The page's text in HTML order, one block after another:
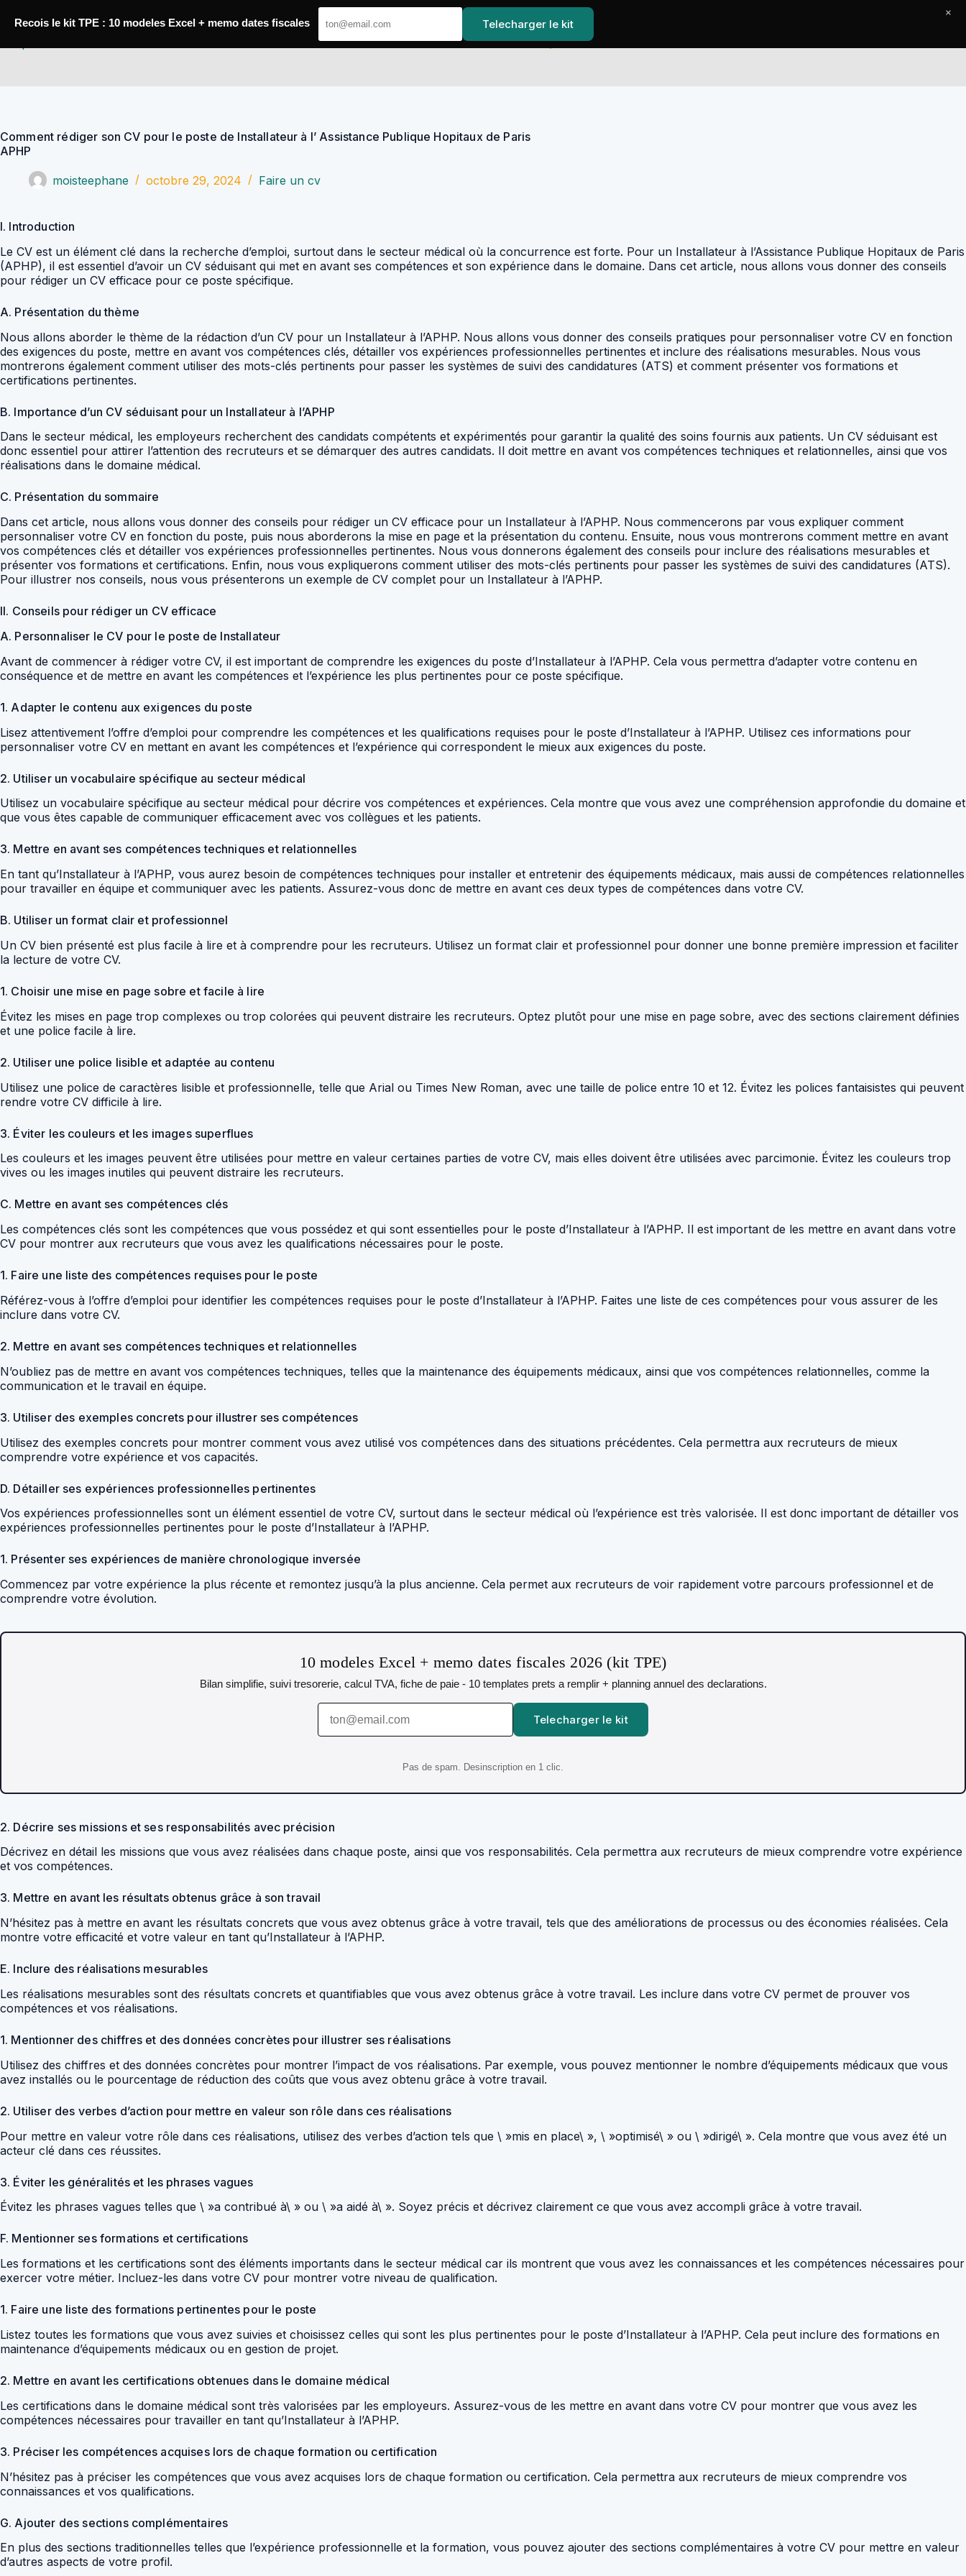
Comment rédiger son CV pour le poste de Installateur à l’ Assistance Publique Hopitaux de Paris
APHP
moisteephane octobre 29, 2024 Faire un cv
I. Introduction
Le CV est un élément clé dans la recherche d’emploi, surtout dans le secteur médical où la concurrence est forte. Pour un Installateur à l’Assistance Publique Hopitaux de Paris
(APHP), il est essentiel d’avoir un CV séduisant qui met en avant ses compétences et son expérience dans le domaine. Dans cet article, nous allons vous donner des conseils
pour rédiger un CV efficace pour ce poste spécifique.
A. Présentation du thème
Nous allons aborder le thème de la rédaction d’un CV pour un Installateur à l’APHP. Nous allons vous donner des conseils pratiques pour personnaliser votre CV en fonction
des exigences du poste, mettre en avant vos compétences clés, détailler vos expériences professionnelles pertinentes et inclure des réalisations mesurables. Nous vous
montrerons également comment utiliser des mots-clés pertinents pour passer les systèmes de suivi des candidatures (ATS) et comment présenter vos formations et
certifications pertinentes.
B. Importance d’un CV séduisant pour un Installateur à l’APHP
Dans le secteur médical, les employeurs recherchent des candidats compétents et expérimentés pour garantir la qualité des soins fournis aux patients. Un CV séduisant est
donc essentiel pour attirer l’attention des recruteurs et se démarquer des autres candidats. Il doit mettre en avant vos compétences techniques et relationnelles, ainsi que vos
réalisations dans le domaine médical.
C. Présentation du sommaire
Dans cet article, nous allons vous donner des conseils pour rédiger un CV efficace pour un Installateur à l’APHP. Nous commencerons par vous expliquer comment
personnaliser votre CV en fonction du poste, puis nous aborderons la mise en page et la présentation du contenu. Ensuite, nous vous montrerons comment mettre en avant
vos compétences clés et détailler vos expériences professionnelles pertinentes. Nous vous donnerons également des conseils pour inclure des réalisations mesurables et
présenter vos formations et certifications. Enfin, nous vous expliquerons comment utiliser des mots-clés pertinents pour passer les systèmes de suivi des candidatures (ATS).
Pour illustrer nos conseils, nous vous présenterons un exemple de CV complet pour un Installateur à l’APHP.
II. Conseils pour rédiger un CV efficace
A. Personnaliser le CV pour le poste de Installateur
Avant de commencer à rédiger votre CV, il est important de comprendre les exigences du poste d’Installateur à l’APHP. Cela vous permettra d’adapter votre contenu en
conséquence et de mettre en avant les compétences et l’expérience les plus pertinentes pour ce poste spécifique.
1. Adapter le contenu aux exigences du poste
Lisez attentivement l’offre d’emploi pour comprendre les compétences et les qualifications requises pour le poste d’Installateur à l’APHP. Utilisez ces informations pour
personnaliser votre CV en mettant en avant les compétences et l’expérience qui correspondent le mieux aux exigences du poste.
2. Utiliser un vocabulaire spécifique au secteur médical
Utilisez un vocabulaire spécifique au secteur médical pour décrire vos compétences et expériences. Cela montre que vous avez une compréhension approfondie du domaine et
que vous êtes capable de communiquer efficacement avec vos collègues et les patients.
3. Mettre en avant ses compétences techniques et relationnelles
En tant qu’Installateur à l’APHP, vous aurez besoin de compétences techniques pour installer et entretenir des équipements médicaux, mais aussi de compétences relationnelles
pour travailler en équipe et communiquer avec les patients. Assurez-vous donc de mettre en avant ces deux types de compétences dans votre CV.
B. Utiliser un format clair et professionnel
Un CV bien présenté est plus facile à lire et à comprendre pour les recruteurs. Utilisez un format clair et professionnel pour donner une bonne première impression et faciliter
la lecture de votre CV.
1. Choisir une mise en page sobre et facile à lire
Évitez les mises en page trop complexes ou trop colorées qui peuvent distraire les recruteurs. Optez plutôt pour une mise en page sobre, avec des sections clairement définies
et une police facile à lire.
2. Utiliser une police lisible et adaptée au contenu
Utilisez une police de caractères lisible et professionnelle, telle que Arial ou Times New Roman, avec une taille de police entre 10 et 12. Évitez les polices fantaisistes qui peuvent
rendre votre CV difficile à lire.
3. Éviter les couleurs et les images superflues
Les couleurs et les images peuvent être utilisées pour mettre en valeur certaines parties de votre CV, mais elles doivent être utilisées avec parcimonie. Évitez les couleurs trop
vives ou les images inutiles qui peuvent distraire les recruteurs.
C. Mettre en avant ses compétences clés
Les compétences clés sont les compétences que vous possédez et qui sont essentielles pour le poste d’Installateur à l’APHP. Il est important de les mettre en avant dans votre
CV pour montrer aux recruteurs que vous avez les qualifications nécessaires pour le poste.
1. Faire une liste des compétences requises pour le poste
Référez-vous à l’offre d’emploi pour identifier les compétences requises pour le poste d’Installateur à l’APHP. Faites une liste de ces compétences pour vous assurer de les
inclure dans votre CV.
2. Mettre en avant ses compétences techniques et relationnelles
N’oubliez pas de mettre en avant vos compétences techniques, telles que la maintenance des équipements médicaux, ainsi que vos compétences relationnelles, comme la
communication et le travail en équipe.
3. Utiliser des exemples concrets pour illustrer ses compétences
Utilisez des exemples concrets pour montrer comment vous avez utilisé vos compétences dans des situations précédentes. Cela permettra aux recruteurs de mieux
comprendre votre expérience et vos capacités.
D. Détailler ses expériences professionnelles pertinentes
Vos expériences professionnelles sont un élément essentiel de votre CV, surtout dans le secteur médical où l’expérience est très valorisée. Il est donc important de détailler vos
expériences professionnelles pertinentes pour le poste d’Installateur à l’APHP.
1. Présenter ses expériences de manière chronologique inversée
Commencez par votre expérience la plus récente et remontez jusqu’à la plus ancienne. Cela permet aux recruteurs de voir rapidement votre parcours professionnel et de
comprendre votre évolution.
10 modeles Excel + memo dates fiscales 2026 (kit TPE)
Bilan simplifie, suivi tresorerie, calcul TVA, fiche de paie - 10 templates prets a remplir + planning annuel des declarations.
Telecharger le kit
Pas de spam. Desinscription en 1 clic.
2. Décrire ses missions et ses responsabilités avec précision
Décrivez en détail les missions que vous avez réalisées dans chaque poste, ainsi que vos responsabilités. Cela permettra aux recruteurs de mieux comprendre votre expérience
et vos compétences.
3. Mettre en avant les résultats obtenus grâce à son travail
N’hésitez pas à mettre en avant les résultats concrets que vous avez obtenus grâce à votre travail, tels que des améliorations de processus ou des économies réalisées. Cela
montre votre efficacité et votre valeur en tant qu’Installateur à l’APHP.
E. Inclure des réalisations mesurables
Les réalisations mesurables sont des résultats concrets et quantifiables que vous avez obtenus grâce à votre travail. Les inclure dans votre CV permet de prouver vos
compétences et vos réalisations.
1. Mentionner des chiffres et des données concrètes pour illustrer ses réalisations
Utilisez des chiffres et des données concrètes pour montrer l’impact de vos réalisations. Par exemple, vous pouvez mentionner le nombre d’équipements médicaux que vous
avez installés ou le pourcentage de réduction des coûts que vous avez obtenu grâce à votre travail.
2. Utiliser des verbes d’action pour mettre en valeur son rôle dans ces réalisations
Pour mettre en valeur votre rôle dans ces réalisations, utilisez des verbes d’action tels que \ »mis en place\ », \ »optimisé\ » ou \ »dirigé\ ». Cela montre que vous avez été un
acteur clé dans ces réussites.
3. Éviter les généralités et les phrases vagues
Évitez les phrases vagues telles que \ »a contribué à\ » ou \ »a aidé à\ ». Soyez précis et décrivez clairement ce que vous avez accompli grâce à votre travail.
F. Mentionner ses formations et certifications
Les formations et les certifications sont des éléments importants dans le secteur médical car ils montrent que vous avez les connaissances et les compétences nécessaires pour
exercer votre métier. Incluez-les dans votre CV pour montrer votre niveau de qualification.
1. Faire une liste des formations pertinentes pour le poste
Listez toutes les formations que vous avez suivies et choisissez celles qui sont les plus pertinentes pour le poste d’Installateur à l’APHP. Cela peut inclure des formations en
maintenance d’équipements médicaux ou en gestion de projet.
2. Mettre en avant les certifications obtenues dans le domaine médical
Les certifications dans le domaine médical sont très valorisées par les employeurs. Assurez-vous de les mettre en avant dans votre CV pour montrer que vous avez les
compétences nécessaires pour travailler en tant qu’Installateur à l’APHP.
3. Préciser les compétences acquises lors de chaque formation ou certification
N’hésitez pas à préciser les compétences que vous avez acquises lors de chaque formation ou certification. Cela permettra aux recruteurs de mieux comprendre vos
connaissances et vos qualifications.
G. Ajouter des sections complémentaires
En plus des sections traditionnelles telles que l’expérience professionnelle et la formation, vous pouvez ajouter des sections complémentaires à votre CV pour mettre en valeur
d’autres aspects de votre profil.
Recois le kit TPE : 10 modeles Excel + memo dates fiscales Telecharger le kit
×